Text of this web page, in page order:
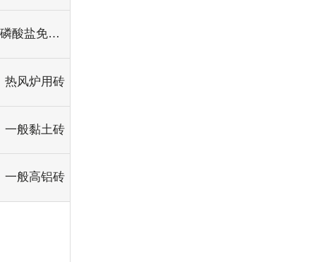
磷酸盐免烧高铝砖
热风炉用砖
一般黏土砖
一般高铝砖